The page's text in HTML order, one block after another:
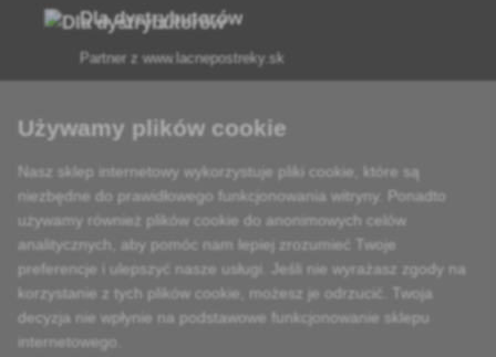
Dla dystrybutorów
Partner z www.lacnepostreky.sk
Zawsze służymy fachową poradą
Używamy plików cookie
Nasz sklep internetowy wykorzystuje pliki cookie, które są
niezbędne do prawidłowego funkcjonowania witryny. Ponadto
używamy również plików cookie do anonimowych celów
analitycznych, aby pomóc nam lepiej zrozumieć Twoje
preferencje i ulepszyć nasze usługi. Jeśli nie wyrażasz zgody na
korzystanie z tych plików cookie, możesz je odrzucić. Twoja
decyzja nie wpłynie na podstawowe funkcjonowanie sklepu
internetowego.